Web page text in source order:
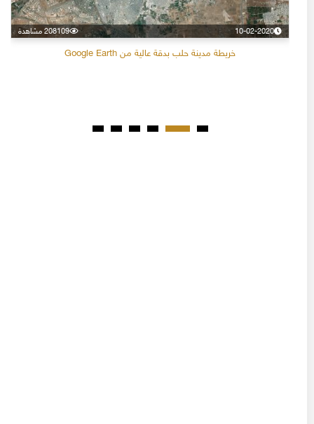
10-02-2020 208109 مشاهدة
خريطة مدينة حلب بدقة عالية من Google Earth